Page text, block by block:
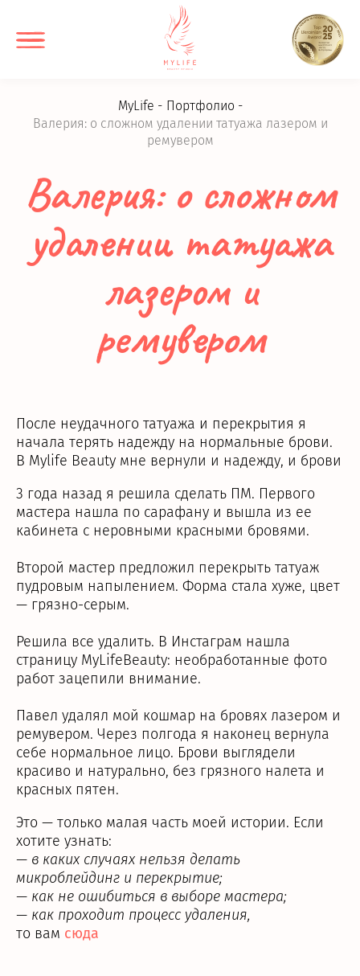
MyLife
Портфолио
Валерия: о сложном удалении татуажа лазером и
ремувером
Валерия: о сложном
удалении татуажа
лазером и
ремувером
После неудачного татуажа и перекрытия я
начала терять надежду на нормальные брови.
В Mylife Beauty мне вернули и надежду, и брови
3 года назад я решила сделать ПМ. Первого
мастера нашла по сарафану и вышла из ее
кабинета с неровными красными бровями.
Второй мастер предложил перекрыть татуаж
пудровым напылением. Форма стала хуже, цвет
— грязно-серым.
Решила все удалить. В Инстаграм нашла
страницу MyLifeBeauty: необработанные фото
работ зацепили внимание.
Павел удалял мой кошмар на бровях лазером и
ремувером. Через полгода я наконец вернула
себе нормальное лицо. Брови выглядели
красиво и натурально, без грязного налета и
красных пятен.
Это — только малая часть моей истории. Если
хотите узнать:
— в каких случаях нельзя делать
микроблейдинг и перекрытие;
— как не ошибиться в выборе мастера;
— как проходит процесс удаления,
то вам сюда